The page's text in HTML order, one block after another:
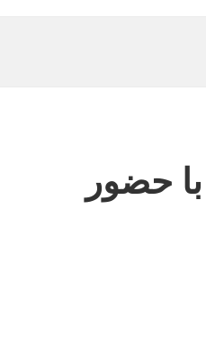
حضور